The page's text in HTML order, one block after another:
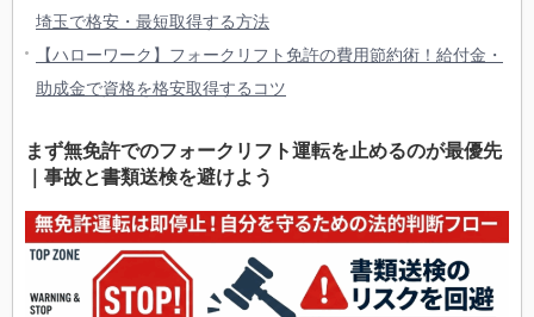
埼玉で格安・最短取得する方法
【ハローワーク】フォークリフト免許の費用節約術！給付金・
助成金で資格を格安取得するコツ
まず無免許でのフォークリフト運転を止めるのが最優先
｜事故と書類送検を避けよう